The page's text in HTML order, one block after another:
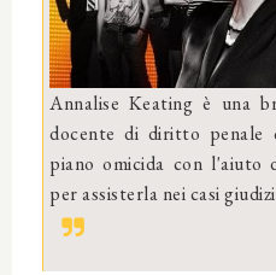
Annalise Keating è una
docente di diritto penale
piano omicida con l'aiuto
per assisterla nei casi